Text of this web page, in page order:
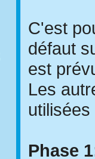
C'est
défaut
est
Les
Phase